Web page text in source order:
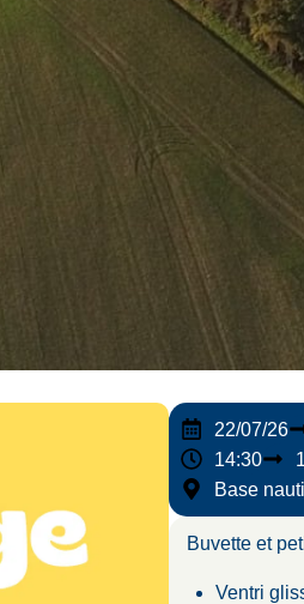
22/07/26
14:30
Base
Buvette et
Ventri